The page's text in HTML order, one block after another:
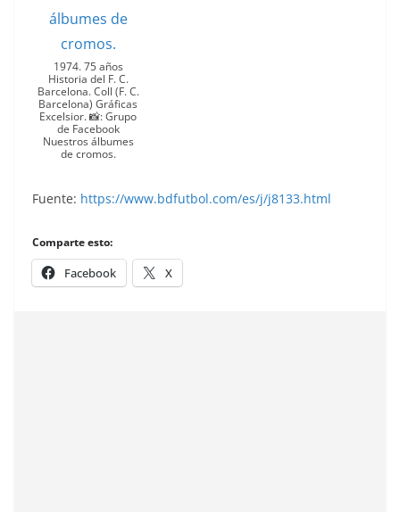
1974. 75 años
Historia del F. C.
Barcelona. Coll (F. C.
Barcelona) Gráficas
Excelsior. 📸: Grupo
de Facebook
Nuestros álbumes
de cromos.
Fuente: https://www.bdfutbol.com/es/j/j8133.html
Comparte esto:
Facebook X